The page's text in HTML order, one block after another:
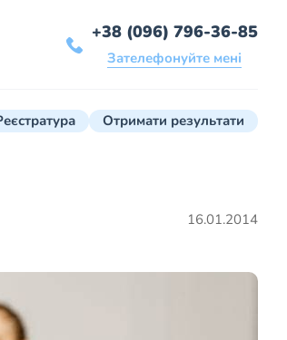
+38 (096) 796-36-85
Зателефонуйте мені
Отримати результати
16.01.2014